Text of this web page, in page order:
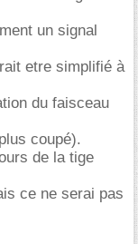
un signal
etre simplifié à
du faisceau
coupé).
de la tige
ce ne serai pas